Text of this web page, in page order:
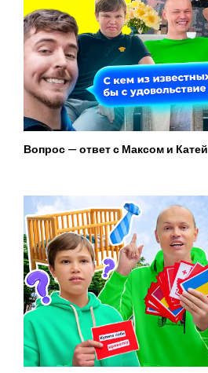
Вопрос — ответ с Максом и Катей